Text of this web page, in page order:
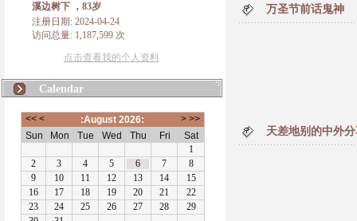
溪边树下 ，83岁
注册日期: 2024-04-24
访问总量: 1,187,599 次
点击查看我的个人资料
Calendar
万圣节前话鬼神
天差地别的中外